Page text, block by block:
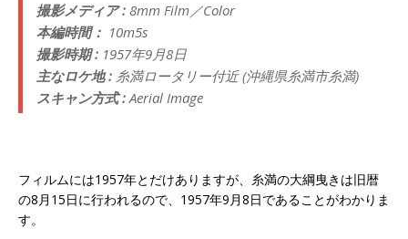
撮影メディア : 8mm Film／Color
本編時間： 10m5s
撮影時期 : 1957年9月8日
主なロケ地 : 糸満ロータリー付近 (沖縄県糸満市糸満)
スキャン方式 :Aerial Image
フィルムには1957年とだけありますが、糸満の大綱曳きは旧暦
の8月15日に行われるので、1957年9月8日であることがわかりま
す。